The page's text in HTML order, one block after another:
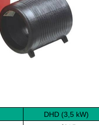
DHD (3,5 kW)